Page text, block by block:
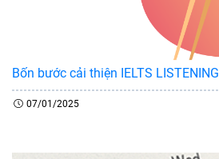
Bốn bước cải thiện IELTS LISTENING
07/01/2025